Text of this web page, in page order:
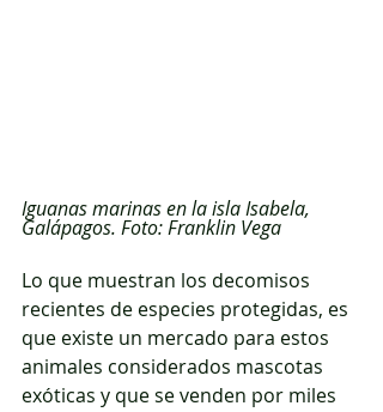
Iguanas marinas en la isla Isabela,
Galápagos. Foto: Franklin Vega
Lo que muestran los decomisos
recientes de especies protegidas, es
que existe un mercado para estos
animales considerados mascotas
exóticas y que se venden por miles